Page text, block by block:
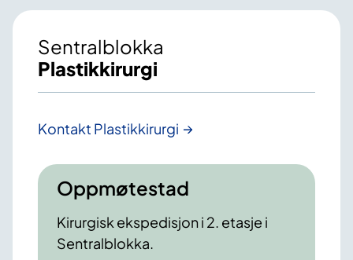
Sentralblokka
Plastikkirurgi
Kontakt Plastikkirurgi
Oppmøtestad
Kirurgisk ekspedisjon i 2. etasje i
Sentralblokka.